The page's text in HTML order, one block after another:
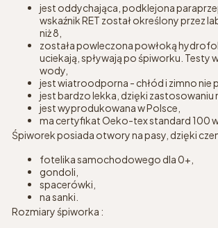
jest oddychająca, podklejona
wskaźnik RET został określony przez
niż 8,
została powleczona powłoką
uciekają, spływają po śpiworku. Testy
wody,
jest wiatroodporna - chłód i zimno nie
jest bardzo lekka, dzięki zastosowaniu
jest wyprodukowana w Polsce,
ma certyfikat Oeko-tex standard 100 w
Śpiworek posiada otwory na pasy, dzięki
fotelika samochodowego dla 0+,
gondoli,
spacerówki,
na sanki.
Rozmiary śpiworka :